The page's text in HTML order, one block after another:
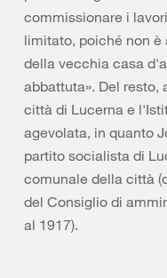
commissionare i
limitato, poiché non
della vecchia casa
abbattuta». Del
città di Lucerna e
agevolata, in quanto
partito socialista di
comunale della città
del Consiglio di
al 1917).